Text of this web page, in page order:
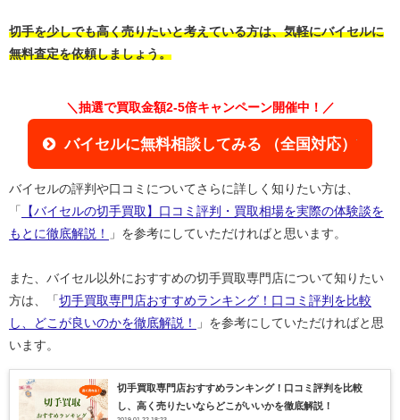
切手を少しでも高く売りたいと考えている方は、気軽にバイセルに
無料査定を依頼しましょう。
＼抽選で買取金額2-5倍キャンペーン開催中！／
バイセルに無料相談してみる （全国対応）
バイセルの評判や口コミについてさらに詳しく知りたい方は、
「
【バイセルの切手買取】口コミ評判・買取相場を実際の体験談を
もとに徹底解説！
」を参考にしていただければと思います。
また、バイセル以外におすすめの切手買取専門店について知りたい
方は、「 切手買取専門店おすすめランキング！口コミ評判を比較
し、どこが良いのかを徹底解説！
」を参考にしていただければと思
います。
切手買取専門店おすすめランキング！口コミ評判を比較
し、高く売りたいならどこがいいかを徹底解説！